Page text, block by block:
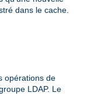
dans le cache.
opérations de
LDAP. Le